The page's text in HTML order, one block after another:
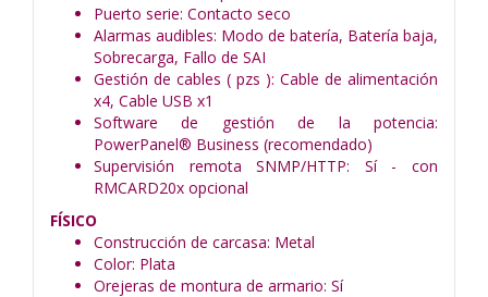
Puerto serie: Contacto seco
Alarmas audibles: Modo de batería, Batería baja,
Sobrecarga, Fallo de SAI
Gestión de cables ( pzs ): Cable de alimentación
x4, Cable USB x1
Software de gestión de la potencia:
PowerPanel® Business (recomendado)
Supervisión remota SNMP/HTTP: Sí - con
RMCARD20x opcional
FÍSICO
Construcción de carcasa: Metal
Color: Plata
Orejeras de montura de armario: Sí